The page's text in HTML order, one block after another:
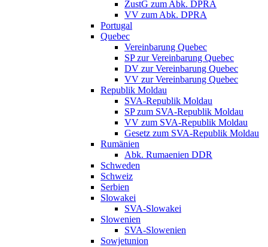
ZustG zum Abk. DPRA
VV zum Abk. DPRA
Portugal
Quebec
Vereinbarung Quebec
SP zur Vereinbarung Quebec
DV zur Vereinbarung Quebec
VV zur Vereinbarung Quebec
Republik Moldau
SVA-Republik Moldau
SP zum SVA-Republik Moldau
VV zum SVA-Republik Moldau
Gesetz zum SVA-Republik Moldau
Rumänien
Abk. Rumaenien DDR
Schweden
Schweiz
Serbien
Slowakei
SVA-Slowakei
Slowenien
SVA-Slowenien
Sowjetunion